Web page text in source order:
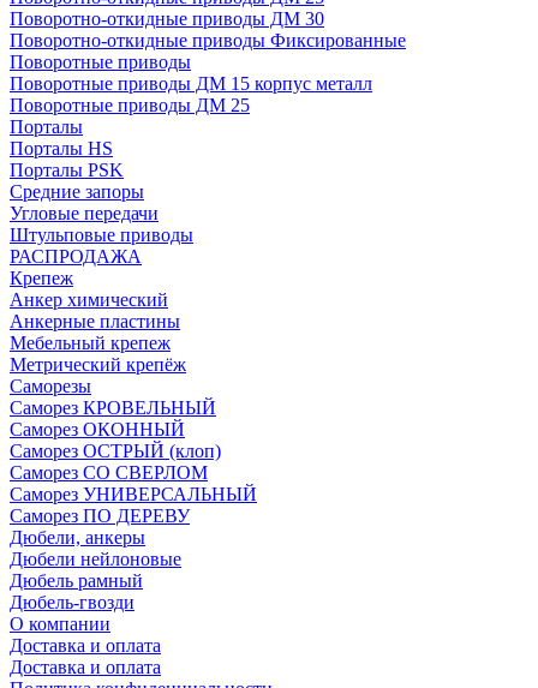
Поворотно-откидные приводы ДМ 30
Поворотно-откидные приводы Фиксированные
Поворотные приводы
Поворотные приводы ДМ 15 корпус металл
Поворотные приводы ДМ 25
Порталы
Порталы HS
Порталы PSK
Средние запоры
Угловые передачи
Штульповые приводы
РАСПРОДАЖА
Крепеж
Анкер химический
Анкерные пластины
Мебельный крепеж
Метрический крепёж
Саморезы
Саморез КРОВЕЛЬНЫЙ
Саморез ОКОННЫЙ
Саморез ОСТРЫЙ (клоп)
Саморез СО СВЕРЛОМ
Саморез УНИВЕРСАЛЬНЫЙ
Саморез ПО ДЕРЕВУ
Дюбели, анкеры
Дюбели нейлоновые
Дюбель рамный
Дюбель-гвозди
О компании
Доставка и оплата
Доставка и оплата